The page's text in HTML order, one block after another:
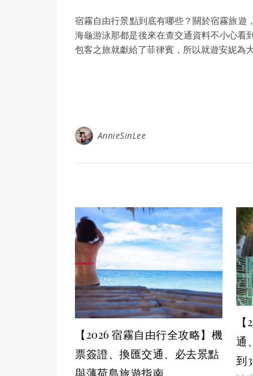
宿霧自由行景點到底有哪些？關於宿霧旅遊
海龜游泳那都是後來在查交通資料不小心看
包客之旅就獻給了菲律賓，所以就遊安妮為
AnnieSinLee
【2026 宿霧自由行全攻略】機
票簽證、換匯交通、必去景點
與薄荷島旅遊指南
通
到